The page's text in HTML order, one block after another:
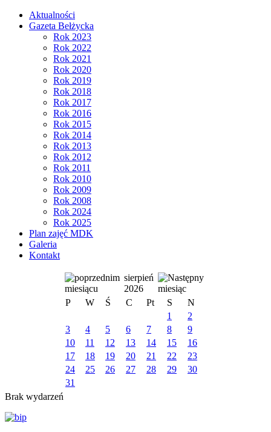
Aktualności
Gazeta Bełżycka
Rok 2023
Rok 2022
Rok 2021
Rok 2020
Rok 2019
Rok 2018
Rok 2017
Rok 2016
Rok 2015
Rok 2014
Rok 2013
Rok 2012
Rok 2011
Rok 2010
Rok 2009
Rok 2008
Rok 2024
Rok 2025
Plan zajęć MDK
Galeria
Kontakt
sierpień
2026
P
W Ś C Pt S
N
1
2
3
4 5 6 7 8
9
10
11 12 13 14 15
16
17
18 19 20 21 22
23
24
25 26 27 28 29
30
31
Brak wydarzeń